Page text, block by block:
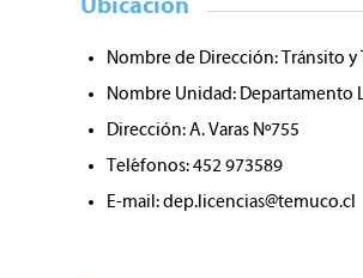
Nombre de Dirección: Tránsito
Nombre Unidad: Departamento
Dirección: A. Varas Nº755
Teléfonos: 452 973589
E-mail:dep.licencias@temuco.cl